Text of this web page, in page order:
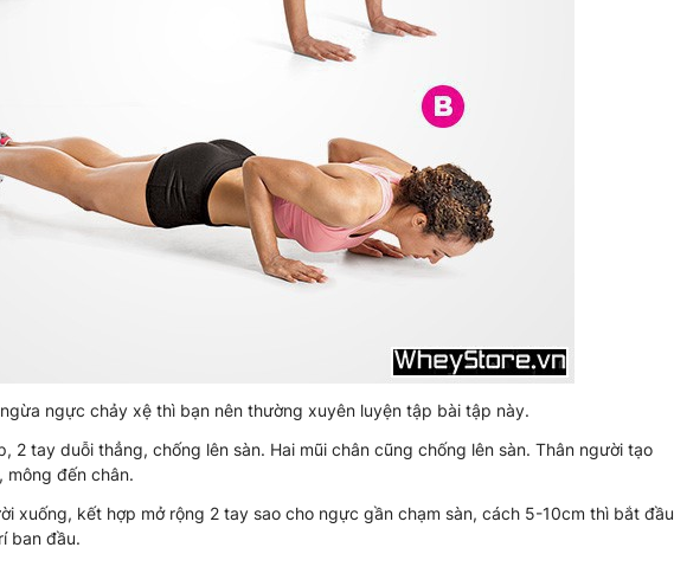
ngực chảy xệ thì bạn nên thường xuyên luyện tập bài tập này.
2 tay duỗi thẳng, chống lên sàn. Hai mũi chân cũng chống lên sàn. Thân người tạo
đến chân.
xuống, kết hợp mở rộng 2 tay sao cho ngực gần chạm sàn, cách 5-10cm thì bắt đầu
ban đầu.